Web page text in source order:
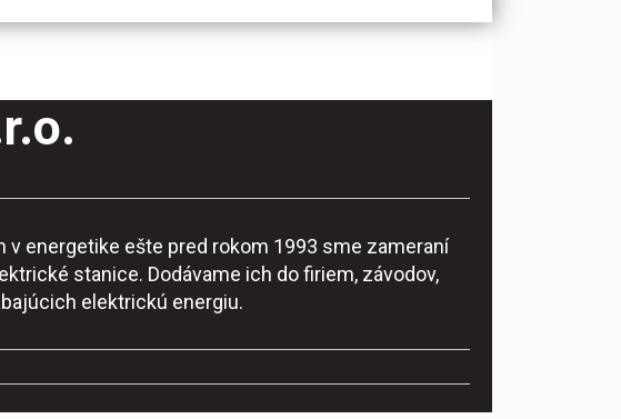
v energetike ešte pred rokom 1993 sme zameraní
stanice. Dodávame ich do firiem, závodov,
elektrickú energiu.